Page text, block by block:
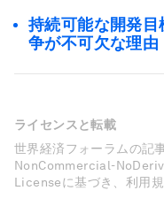
持続可能な開発
争が不可欠な理由
ライセンスと転載
世界経済フォーラムの
NonCommercial-
Licenseに基づき、利用